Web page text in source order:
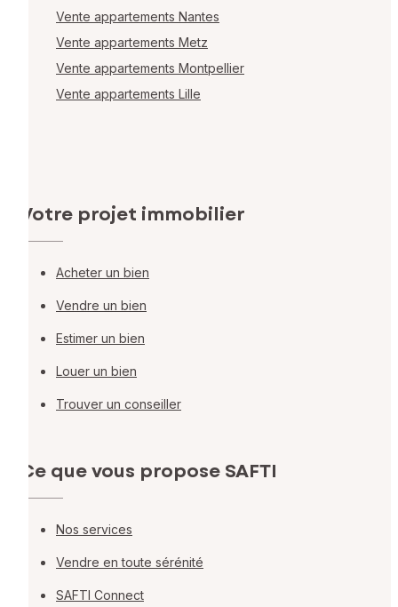
Vente appartements Nantes
Vente appartements Metz
Vente appartements Montpellier
Vente appartements Lille
Votre projet immobilier
Acheter un bien
Vendre un bien
Estimer un bien
Louer un bien
Trouver un conseiller
Ce que vous propose SAFTI
Nos services
Vendre en toute sérénité
SAFTI Connect